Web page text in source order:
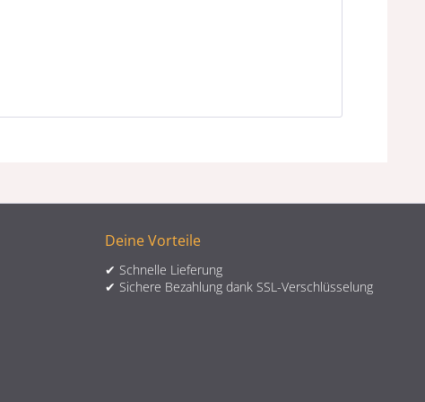
Deine Vorteile
✔ Schnelle Lieferung
✔ Sichere Bezahlung dank SSL-Verschlüsselung